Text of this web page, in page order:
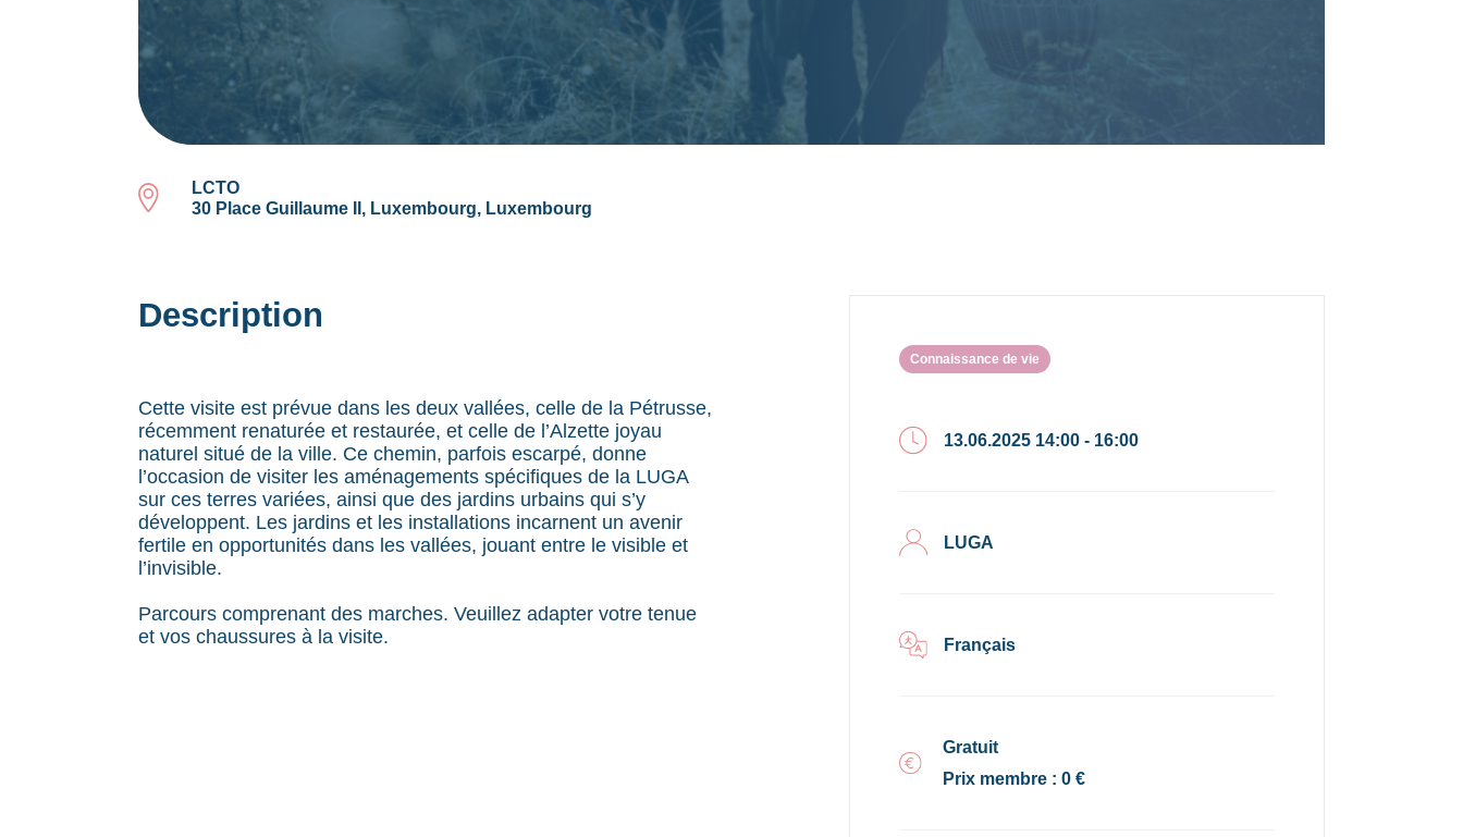
LCTO
30 Place Guillaume II, Luxembourg, Luxembourg
Description
Cette visite est prévue dans les deux vallées, celle de la Pétrusse,
récemment renaturée et restaurée, et celle de l’Alzette joyau
naturel situé de la ville. Ce chemin, parfois escarpé, donne
l’occasion de visiter les aménagements spécifiques de la LUGA
sur ces terres variées, ainsi que des jardins urbains qui s’y
développent. Les jardins et les installations incarnent un avenir
fertile en opportunités dans les vallées, jouant entre le visible et
l’invisible.
Parcours comprenant des marches. Veuillez adapter votre tenue
et vos chaussures à la visite.
Connaissance de vie
13.06.2025 14:00 - 16:00
LUGA
Français
Gratuit
Prix membre : 0 €